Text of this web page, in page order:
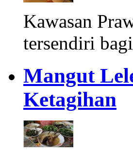
Kawasan
tersendiri
Mangut
Ketagihan